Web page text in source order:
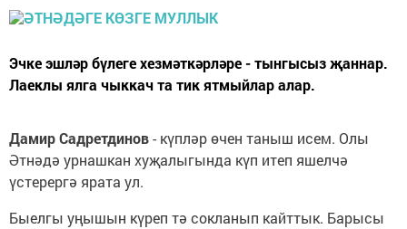
Эчке эшләр бүлеге хезмәткәрләре - тынгысыз җаннар.
Лаеклы ялга чыккач та тик ятмыйлар алар.
Дамир Садретдинов- күпләр өчен таныш исем. Олы
Әтнәдә урнашкан хуҗалыгында күп итеп яшелчә
үстерергә ярата ул.
Быелгы уңышын күреп тә сокланып кайттык. Барысы